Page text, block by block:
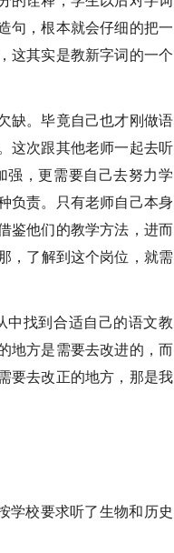
句，根本就会仔细的把一
这其实是教新字词的一个
缺。毕竟自己也才刚做语
这次跟其他老师一起去听
强，更需要自己去努力学
负责。只有老师自己本身
鉴他们的教学方法，进而
，了解到这个岗位，就需
中找到合适自己的语文教
地方是需要去改进的，而
要去改正的地方，那是我
学校要求听了生物和历史